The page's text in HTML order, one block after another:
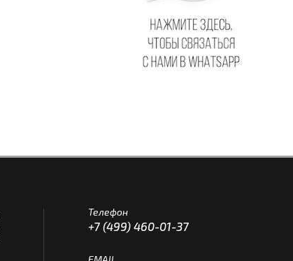
Телефон
+7 (499) 460-01-37